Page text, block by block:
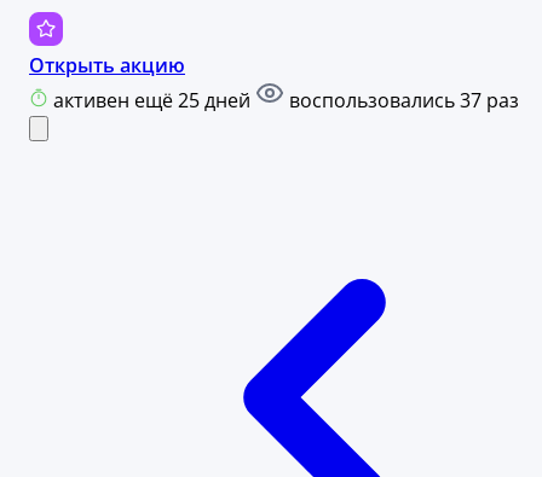
Открыть акцию
активен ещё 25 дней
воспользовались 37 раз